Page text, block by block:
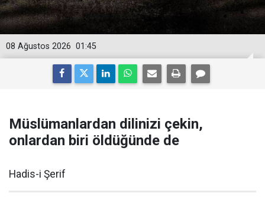
01:45
08 Ağustos 2026
Müslümanlardan dilinizi çekin,
onlardan biri öldüğünde de
Hadis-i Şerif